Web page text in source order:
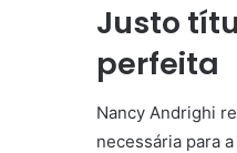
Justo
perfeita
Nancy Andrighi
necessária para